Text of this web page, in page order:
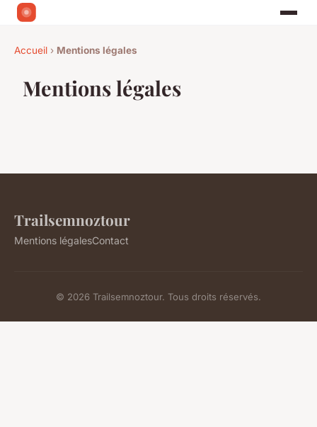
Accueil › Mentions légales
Mentions légales
Trailsemnoztour
Mentions légalesContact
© 2026 Trailsemnoztour. Tous droits réservés.